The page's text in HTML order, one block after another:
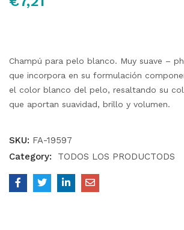
5 en base
Champú para pelo blanco. Muy suave –
que incorpora en su formulación
el color blanco del pelo, resaltando su
que aportan suavidad, brillo y volumen.
SKU: FA-19597
Category:
TODOS LOS PRODUCTODS